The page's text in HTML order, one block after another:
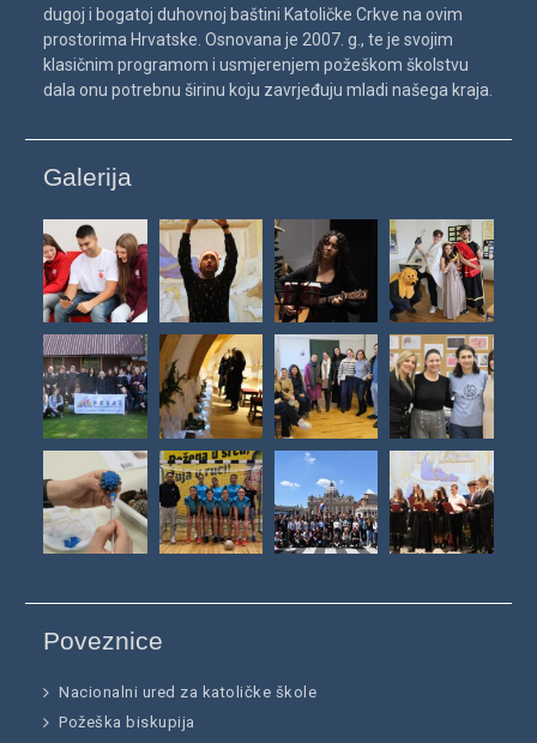
dugoj i bogatoj duhovnoj baštini Katoličke Crkve na ovim
prostorima Hrvatske. Osnovana je 2007. g., te je svojim
klasičnim programom i usmjerenjem požeškom školstvu
dala onu potrebnu širinu koju zavrjeđuju mladi našega kraja.
Galerija
Poveznice
Nacionalni ured za katoličke škole
Požeška biskupija